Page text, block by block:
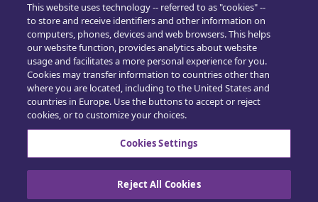
Hjem
Building Claims
Contractor Pro
Emission Estimatics
This website uses technology -- referred to as "cookies" --
to store and receive identifiers and other information on
computers, phones, devices and web browsers. This helps
our website function, provides analytics about website
usage and facilitates a more personal experience for you.
Cookies may transfer information to countries other than
where you are located, including to the United States and
countries in Europe. Use the buttons to accept or reject
cookies, or to customize your choices.
Cookies Settings
Reject All Cookies